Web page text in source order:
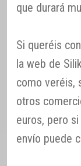
que durará
Si queréis
la web de
como veréis,
otros
euros, pero
envío puede